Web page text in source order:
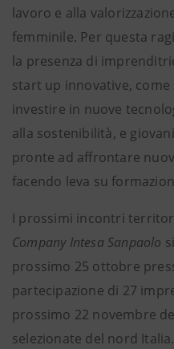
lavoro e alla
femminile. Per questa
la presenza di
start up innovative, come
investire in nuove
alla sostenibilità, e
pronte ad affrontare
facendo leva su
I prossimi incontri
Company Intesa Sanpaolo
prossimo 25 ottobre
partecipazione di 27
prossimo 22 novembre
selezionate del nord Italia.